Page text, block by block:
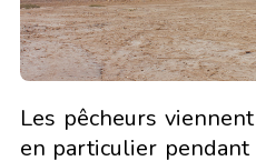
Les pêcheurs
en particulier pendant